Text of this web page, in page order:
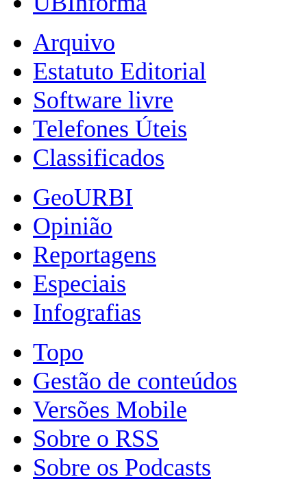
Arquivo
Estatuto Editorial
Software livre
Telefones Úteis
Classificados
GeoURBI
Opinião
Reportagens
Especiais
Infografias
Topo
Gestão de conteúdos
Versões Mobile
Sobre o RSS
Sobre os Podcasts